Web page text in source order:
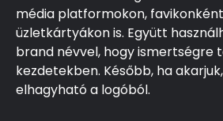
média platformokon,
üzletkártyákon is. Együtt
brand névvel, hogy ismertségre
kezdetekben. Később, ha
elhagyható a logóból.